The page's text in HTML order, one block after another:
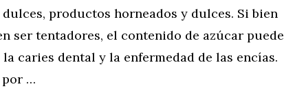
productos horneados y dulces. Si bien
ser tentadores, el contenido de azúcar puede
caries dental y la enfermedad de las encías.
por …